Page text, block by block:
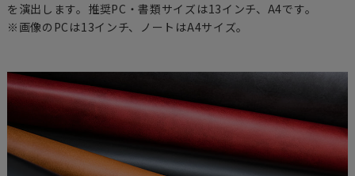
を演出します。推奨PC・書類サイズは13インチ、A4です。
※画像のPCは13インチ、ノートはA4サイズ。